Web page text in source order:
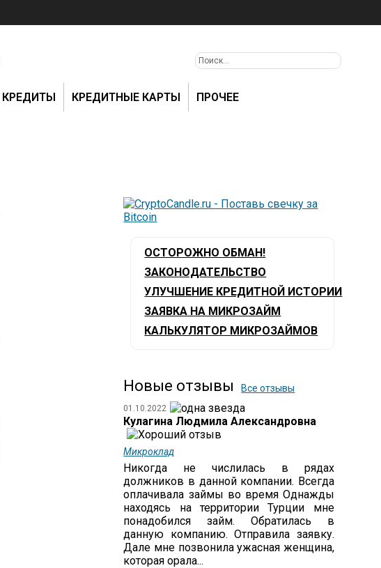
КРЕДИТЫ КРЕДИТНЫЕ КАРТЫ ПРОЧЕЕ
ОСТОРОЖНО ОБМАН!
ЗАКОНОДАТЕЛЬСТВО
УЛУЧШЕНИЕ КРЕДИТНОЙ ИСТОРИИ
ЗАЯВКА НА МИКРОЗАЙМ
КАЛЬКУЛЯТОР МИКРОЗАЙМОВ
Новые отзывы Все отзывы
01.10.2022
Кулагина Людмила Александровна
Микроклад
Никогда не числилась в рядах
должников в данной компании. Всегда
оплачивала займы во время Однажды
находясь на территории Турции мне
понадобился займ. Обратилась в
данную компанию. Отправила заявку.
Дале мне позвонила ужасная женщина,
которая орала...